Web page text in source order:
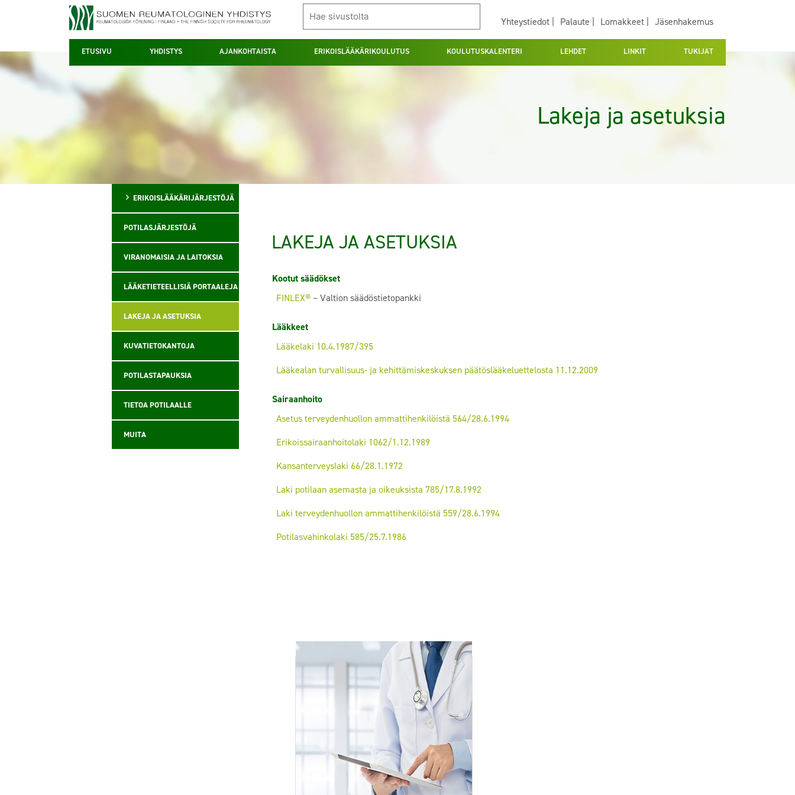
Yhteystiedot | Palaute | Lomakkeet | Jäsenhakemus
ETUSIVU YHDISTYS AJANKOHTAISTA ERIKOISLÄÄKÄRIKOULUTUS KOULUTUSKALENTERI LEHDET LINKIT TUKIJAT
Lakeja ja asetuksia
ERIKOISLÄÄKÄRIJÄRJESTÖJÄ
POTILASJÄRJESTÖJÄ
VIRANOMAISIA JA LAITOKSIA
LÄÄKETIETEELLISIÄ PORTAALEJA
LAKEJA JA ASETUKSIA
KUVATIETOKANTOJA
POTILASTAPAUKSIA
TIETOA POTILAALLE
MUITA
LAKEJA JA ASETUKSIA
Kootut säädökset
FINLEX® – Valtion säädöstietopankki
Lääkkeet
Lääkelaki 10.4.1987/395
Lääkealan turvallisuus- ja kehittämiskeskuksen päätöslääkeluettelosta 11.12.2009
Sairaanhoito
Asetus terveydenhuollon ammattihenkilöistä 564/28.6.1994
Erikoissairaanhoitolaki 1062/1.12.1989
Kansanterveyslaki 66/28.1.1972
Laki potilaan asemasta ja oikeuksista 785/17.8.1992
Laki terveydenhuollon ammattihenkilöistä 559/28.6.1994
Potilasvahinkolaki 585/25.7.1986